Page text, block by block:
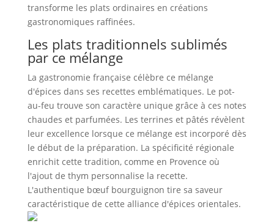
transforme les plats ordinaires en créations
gastronomiques raffinées.
Les plats traditionnels sublimés
par ce mélange
La gastronomie française célèbre ce mélange
d'épices dans ses recettes emblématiques. Le pot-
au-feu trouve son caractère unique grâce à ces notes
chaudes et parfumées. Les terrines et pâtés révèlent
leur excellence lorsque ce mélange est incorporé dès
le début de la préparation. La spécificité régionale
enrichit cette tradition, comme en Provence où
l'ajout de thym personnalise la recette.
L'authentique bœuf bourguignon tire sa saveur
caractéristique de cette alliance d'épices orientales.